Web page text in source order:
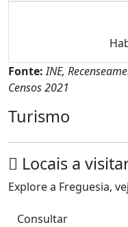
Fonte:INE,
Censos 2021
Turismo
Locais a
Explore a Freguesia,
Consultar